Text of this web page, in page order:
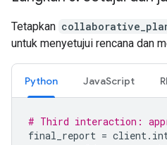
Tetapkan
untuk menyetujui rencana dan
Python JavaScript
# Third interaction:
final_report = client.